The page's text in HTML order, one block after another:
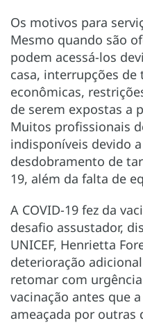
Os motivos para
Mesmo quando são
podem acessá-los
casa, interrupções
econômicas,
de serem expostas a
Muitos profissionais
indisponíveis devido
desdobramento de
19, além da falta de
A COVID-19 fez da
desafio assustador,
UNICEF, Henrietta
deterioração
retomar com
vacinação antes que
ameaçada por outras